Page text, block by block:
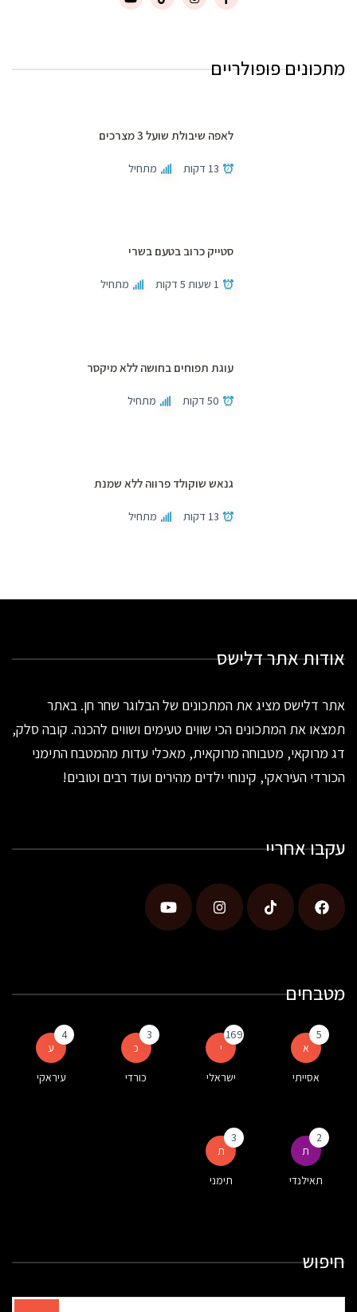
מתכונים פופולריים
לאפה שיבולת שועל 3 מצרכים
13 דקות מתחיל
סטייק כרוב בטעם בשרי
1 שעות 5 דקות מתחיל
עוגת תפוחים בחושה ללא מיקסר
50 דקות מתחיל
גנאש שוקולד פרווה ללא שמנת
13 דקות מתחיל
אודות אתר דלישס
אתר דלישס מציג את המתכונים של הבלוגר שחר חן. באתר
תמצאו את המתכונים הכי שווים טעימים ושווים להכנה. קובה סלק,
דג מרוקאי, מטבוחה מרוקאית, מאכלי עדות מהמטבח התימני
הכורדי העיראקי, קינוחי ילדים מהירים ועוד רבים וטובים!
עקבו אחריי
מטבחים
א
5
אסייתי
י
169
ישראלי
כ
3
כורדי
ע
4
עיראקי
ת
2
תאילנדי
ת
3
תימני
חיפוש